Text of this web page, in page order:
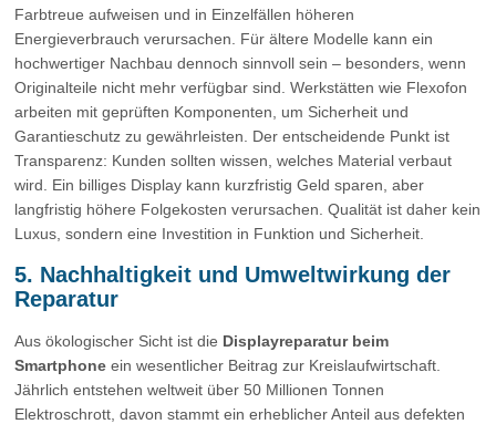
Farbtreue aufweisen und in Einzelfällen höheren
Energieverbrauch verursachen. Für ältere Modelle kann ein
hochwertiger Nachbau dennoch sinnvoll sein – besonders, wenn
Originalteile nicht mehr verfügbar sind. Werkstätten wie Flexofon
arbeiten mit geprüften Komponenten, um Sicherheit und
Garantieschutz zu gewährleisten. Der entscheidende Punkt ist
Transparenz: Kunden sollten wissen, welches Material verbaut
wird. Ein billiges Display kann kurzfristig Geld sparen, aber
langfristig höhere Folgekosten verursachen. Qualität ist daher kein
Luxus, sondern eine Investition in Funktion und Sicherheit.
5. Nachhaltigkeit und Umweltwirkung der
Reparatur
Aus ökologischer Sicht ist die Displayreparatur beim
Smartphone ein wesentlicher Beitrag zur Kreislaufwirtschaft.
Jährlich entstehen weltweit über 50 Millionen Tonnen
Elektroschrott, davon stammt ein erheblicher Anteil aus defekten